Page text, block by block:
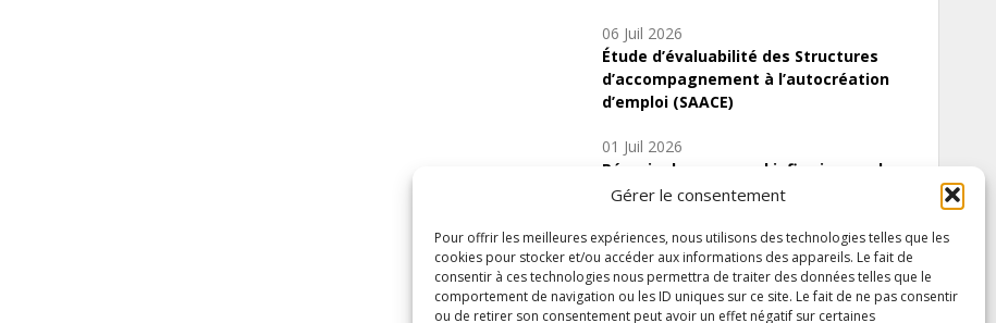
Gérer le consentement
Pour offrir les meilleures expériences, nous utilisons des technologies telles que les
cookies pour stocker et/ou accéder aux informations des appareils. Le fait de
consentir à ces technologies nous permettra de traiter des données telles que le
comportement de navigation ou les ID uniques sur ce site. Le fait de ne pas consentir
ou de retirer son consentement peut avoir un effet négatif sur certaines
06 Juil 2026
Étude d’évaluabilité des Structures
d’accompagnement à l’autocréation
d’emploi (SAACE)
01 Juil 2026
Pénurie du personnel infirmier :quels
indicateurs d’offre de soins pour
Inscrivez-vous à notre newsletter